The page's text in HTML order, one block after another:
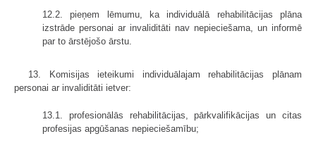
12.2. pieņem lēmumu, ka individuālā rehabilitācijas plāna
izstrāde personai ar invaliditāti nav nepieciešama, un informē
par to ārstējošo ārstu.
13. Komisijas ieteikumi individuālajam rehabilitācijas plānam
personai ar invaliditāti ietver:
13.1. profesionālās rehabilitācijas, pārkvalifikācijas un citas
profesijas apgūšanas nepieciešamību;